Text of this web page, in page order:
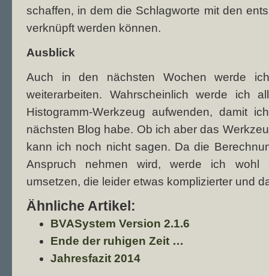
schaffen, in dem die Schlagworte mit den
verknüpft werden können.
Ausblick
Auch in den nächsten Wochen werde
weiterarbeiten. Wahrscheinlich werde ich
Histogramm-Werkzeug aufwenden, damit
nächsten Blog habe. Ob ich aber das
kann ich noch nicht sagen. Da die
Anspruch nehmen wird, werde ich wohl
umsetzen, die leider etwas komplizierter und
Ähnliche Artikel:
BVASystem Version 2.1.6
Ende der ruhigen Zeit …
Jahresfazit 2014